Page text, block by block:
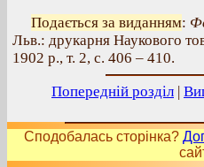
Подається за виданням:
Льв.: друкарня Наукового
1902 р., т. 2, с. 406 – 410.
Попередній розділ |
Сподобалась сторінка?